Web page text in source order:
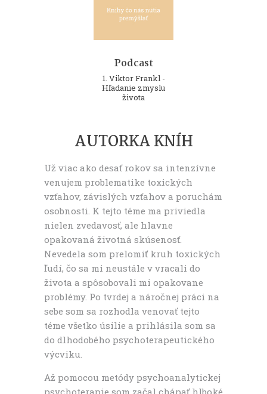
Podcast
1. Viktor Frankl -
Hľadanie zmyslu
života
AUTORKA KNÍH
Už viac ako desať rokov sa intenzívne
venujem problematike toxických
vzťahov, závislých vzťahov a poruchám
osobnosti. K tejto téme ma priviedla
nielen zvedavosť, ale hlavne
opakovaná životná skúsenosť.
Nevedela som prelomiť kruh toxických
ľudí, čo sa mi neustále v vracali do
života a spôsobovali mi opakovane
problémy. Po tvrdej a náročnej práci na
sebe som sa rozhodla venovať tejto
téme všetko úsilie a prihlásila som sa
do dlhodobého psychoterapeutického
výcviku.
Až pomocou metódy psychoanalytickej